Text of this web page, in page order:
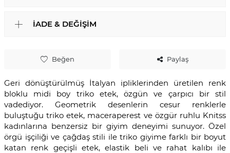
Beğen Paylaş
Geri dönüştürülmüş İtalyan ipliklerinden üretilen renk
bloklu midi boy triko etek, özgün ve çarpıcı bir stil
vadediyor. Geometrik desenlerin cesur renklerle
buluştuğu triko etek, maceraperest ve özgür ruhlu Knitss
kadınlarına benzersiz bir giyim deneyimi sunuyor. Özel
örgü işçiliği ve çağdaş stili ile triko giyime farklı bir boyut
katan renk geçişli etek, elastik beli ve rahat kalıbı ile
İADE & DEĞIŞIM